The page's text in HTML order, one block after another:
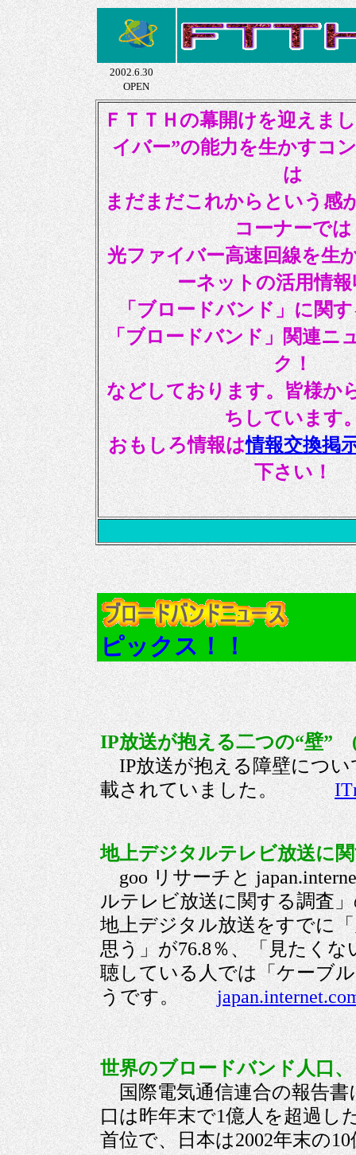
2002.6.30
OPEN
ＦＴＴＨの幕開けを迎えま
イバー”の能力を生かすコ
は
まだまだこれからという感
コーナーでは
光ファイバー高速回線を生
ーネットの活用情報
「ブロードバンド」に関
「ブロードバンド」関連ニ
ク！
などしております。皆様か
ちしています
おもしろ情報は情報交換掲
下さい！
ピックス！！
IP放送が抱える二つの“壁”
IP放送が抱える障壁につい
載されていました。
地上デジタルテレビ放送に
goo リサーチと
ルテレビ放送に関する調査
地上デジタル放送をすでに
思う」が76.8％、「見たく
聴している人では「ケーブ
うです。
世界のブロードバンド人口
国際電気通信連合の報告書
口は昨年末で1億人を超過し
首位で、日本は2002年末の